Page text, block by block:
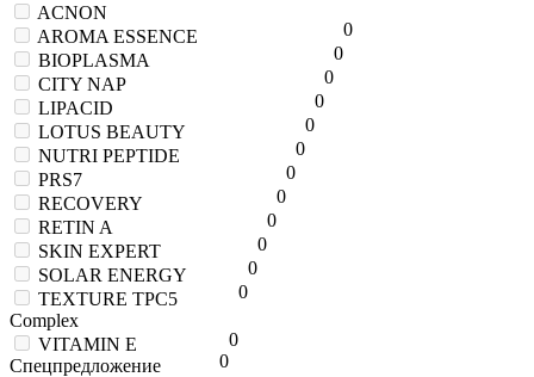
ACNON
0
AROMA ESSENCE
0
BIOPLASMA
0
CITY NAP
0
LIPACID
0
LOTUS BEAUTY
0
NUTRI PEPTIDE
0
PRS7
0
RECOVERY
0
RETIN A
0
SKIN EXPERT
0
SOLAR ENERGY
0
TEXTURE TPC5
Complex
0
VITAMIN E
0
Спецпредложение